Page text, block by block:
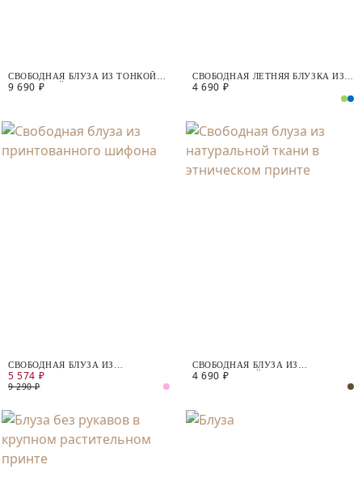
СВОБОДНАЯ БЛУЗА ИЗ ТОНКОЙ
БЛУЗОЧНОЙ ТКАНИ СО
9 690 ₽
СВОБОДНАЯ ЛЕТНЯЯ БЛУЗКА ИЗ
ВИСКОЗЫ
4 690 ₽
СВОБОДНАЯ БЛУЗА ИЗ
ПРИНТОВАННОГО ШИФОНА
5 574 ₽
9 290 ₽
СВОБОДНАЯ БЛУЗА ИЗ
НАТУРАЛЬНОЙ ТКАНИ В
4 690 ₽